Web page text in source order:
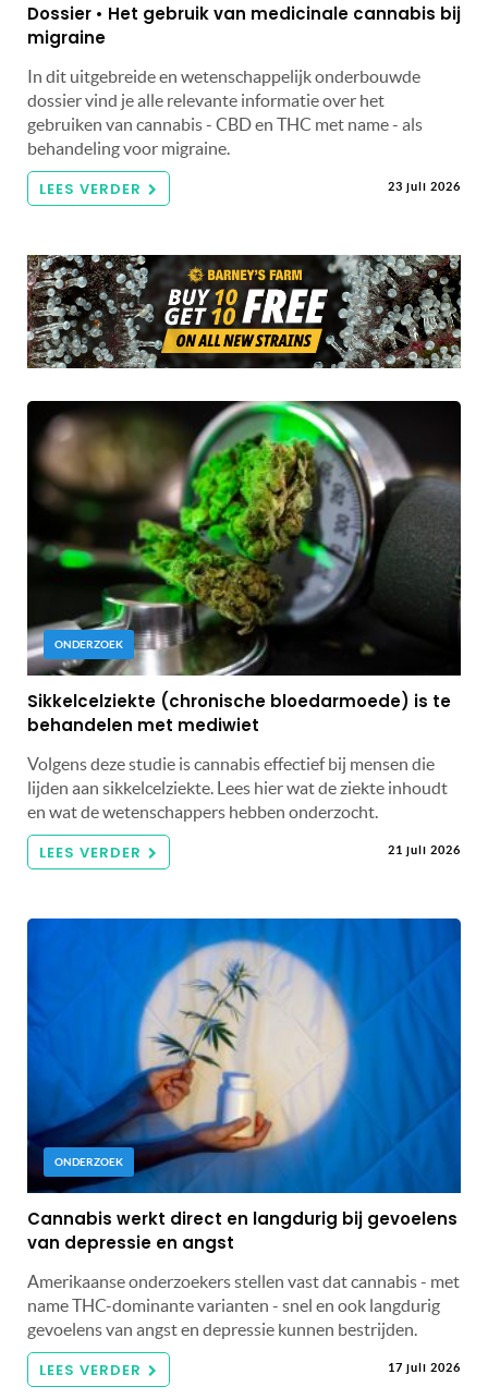
Dossier • Het gebruik van medicinale cannabis bij
migraine
In dit uitgebreide en wetenschappelijk onderbouwde
dossier vind je alle relevante informatie over het
gebruiken van cannabis - CBD en THC met name - als
behandeling voor migraine.
LEES VERDER 23 juli 2026
ONDERZOEK
Sikkelcelziekte (chronische bloedarmoede) is te
behandelen met mediwiet
Volgens deze studie is cannabis effectief bij mensen die
lijden aan sikkelcelziekte. Lees hier wat de ziekte inhoudt
en wat de wetenschappers hebben onderzocht.
LEES VERDER 21 juli 2026
ONDERZOEK
Cannabis werkt direct en langdurig bij gevoelens
van depressie en angst
Amerikaanse onderzoekers stellen vast dat cannabis - met
name THC-dominante varianten - snel en ook langdurig
gevoelens van angst en depressie kunnen bestrijden.
LEES VERDER 17 juli 2026